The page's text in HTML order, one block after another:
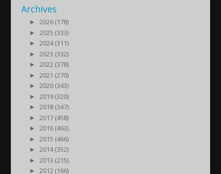
Archives
►
2026 (178)
►
2025 (333)
►
2024 (311)
►
2023 (332)
►
2022 (378)
►
2021 (270)
►
2020 (343)
►
2019 (320)
►
2018 (347)
►
2017 (458)
►
2016 (463)
►
2015 (466)
►
2014 (352)
►
2013 (215)
►
2012 (166)